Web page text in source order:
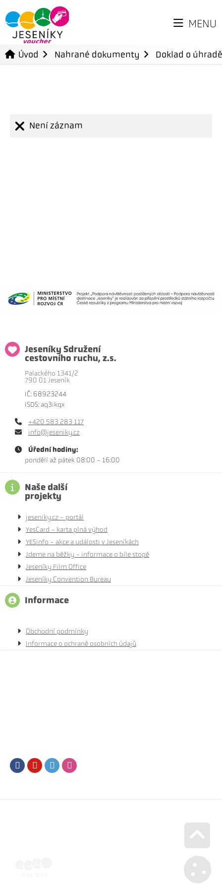
MENU
Úvod Nahrané dokumenty Doklad o
Není záznam
Jeseníky Sdružení
cestovního ruchu, z.s.
Palackého 1341/2
790 01 Jeseník
IČ: 68923244
ISDS: aq3ikqx
+420 583 283 117
info@jeseniky.cz
Úřední hodiny:
pondělí až pátek 08:00 - 16:00
Naše další
projekty
jeseniky.cz - portál
YesCard - karta plná výhod
YESinfo - akce a události v Jeseníkách
Jdeme na běžky - informace o bíle stopě
Jeseníky Film Office
Jeseníky Convention Bureau
Informace
Obchodní podmínky
Informace o ochraně osobních údajů
FacebookYoutubeTwitter
Go